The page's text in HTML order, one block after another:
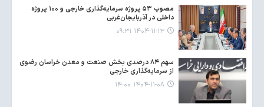
مصوب ۵۳ پروژه سرمایه‌گذاری خارجی و ۱۰۰ پروژه
داخلی در آذربایجان‌غربی
۱۴۰۴-۱۱-۱۳ ۰۹:۳۱
سهم ۸۴ درصدی بخش صنعت و معدن خراسان رضوی
از سرمایه‌گذاری خارجی
۱۴۰۴-۱۱-۰۸ ۱۴:۰۰